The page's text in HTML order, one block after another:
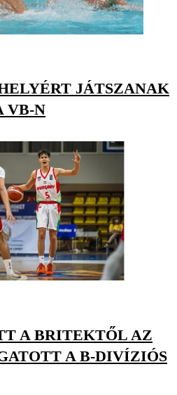
JÁTSZANAK
VB-N
A BRITEKTŐL AZ
A B-DIVÍZIÓS